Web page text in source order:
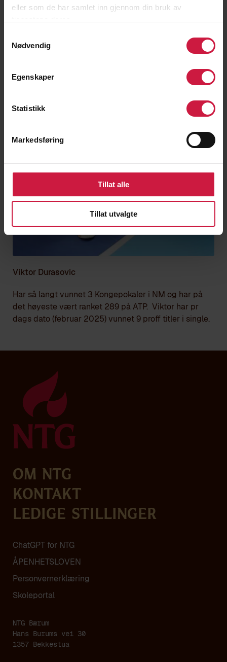
eller som de har samlet inn gjennom din bruk av
Nødvendig
Egenskaper
Statistikk
Markedsføring
Tillat alle
Tillat utvalgte
Har så langt vunnet 3 kongepokaler i NM og har blitt
europamester i double junior i 2016, og har til nå
(februar 2025) vunnet 9 proff titler og vært ranket nr
317 WTA på det høyeste.
Viktor Durasovic
Har så langt vunnet 3 Kongepokaler i NM og har på
det høyeste vært ranket 289 på ATP. Viktor har pr
dags dato (februar 2025) vunnet 9 proff titler i single.
Om NTG
Kontakt
Ledige stillinger
ChatGPT for NTG
ÅPENHETSLOVEN
Personvern­erklæring
Skoleportal
NTG Bærum
Hans Burums vei 30
1357 Bekkestua